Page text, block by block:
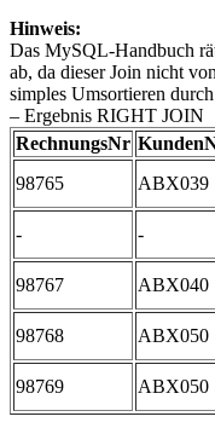
Hinweis:
Das MySQL-Handbuch
ab, da dieser Join nicht
simples Umsortieren
– Ergebnis RIGHT JOIN
RechnungsNr
98765
ABX039
-
-
98767
ABX040
98768 ABX050
98769 ABX050